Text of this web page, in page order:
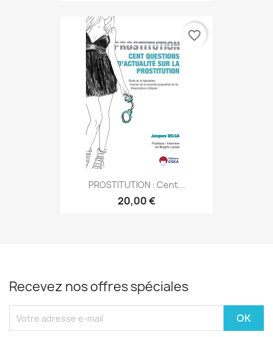
PROSTITUTION : Cent...
20,00 €
favorite_border
Recevez nos offres spéciales